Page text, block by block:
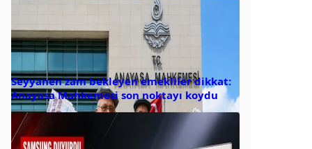
Seyyanen zam bekleyen emekliler dikkat:
Anayasa Mahkemesi son noktayı koydu